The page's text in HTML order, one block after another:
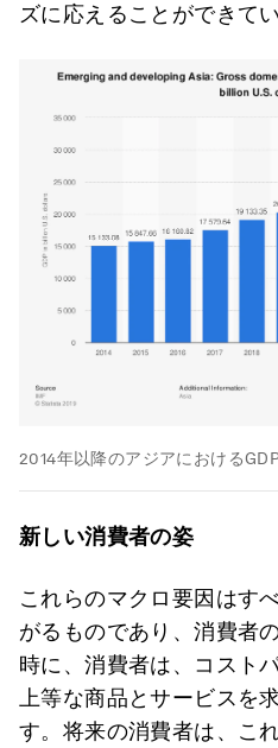
ズに応えることができてい
2014年以降のアジアにおける
新しい消費者の姿
これらのマクロ要因はす
がるものであり、消費者
時に、消費者は、コスト
上等な商品とサービスを
す。将来の消費者は、こ